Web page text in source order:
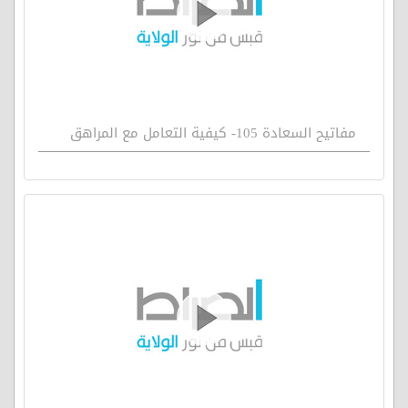
مفاتيح السعادة 105- كيفية التعامل مع المراهق